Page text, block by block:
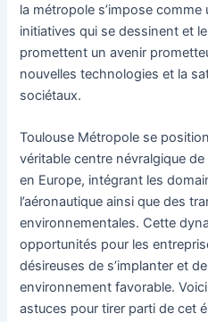
la métropole s’impose comme
initiatives qui se dessinent et
promettent un avenir
nouvelles technologies et la
sociétaux.
Toulouse Métropole se
véritable centre névralgique
en Europe, intégrant les
l’aéronautique ainsi que des
environnementales. Cette
opportunités pour les
désireuses de s’implanter et
environnement favorable.
astuces pour tirer parti de cet